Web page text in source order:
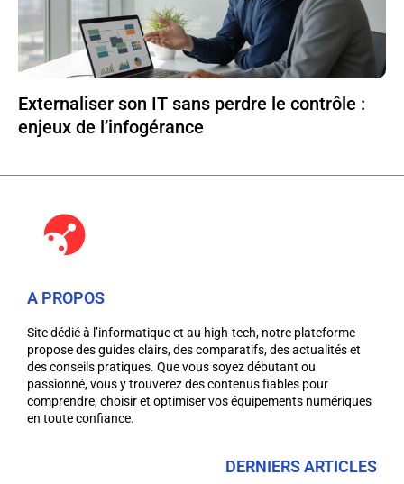
Externaliser son IT sans perdre le contrôle :
enjeux de l’infogérance
A PROPOS
Site dédié à l’informatique et au high-tech, notre plateforme
propose des guides clairs, des comparatifs, des actualités et
des conseils pratiques. Que vous soyez débutant ou
passionné, vous y trouverez des contenus fiables pour
comprendre, choisir et optimiser vos équipements numériques
en toute confiance.
DERNIERS ARTICLES